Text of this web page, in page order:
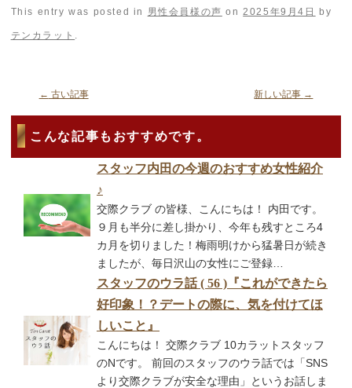
This entry was posted in 男性会員様の声 on2025年9月4日 by
テンカラット .
← 古い記事 新しい記事 →
こんな記事もおすすめです。
スタッフ内田の今週のおすすめ女性紹介
♪
交際クラブ の皆様、こんにちは！ 内田です。
９月も半分に差し掛かり、今年も残すところ4
カ月を切りました！梅雨明けから猛暑日が続き
ましたが、毎日沢山の女性にご登録…
スタッフのウラ話 ( 56 )『これができたら
好印象！？デートの際に、気を付けてほ
しいこと』
こんにちは！ 交際クラブ 10カラットスタッフ
のNです。 前回のスタッフのウラ話では「SNS
より交際クラブが安全な理由」というお話しま